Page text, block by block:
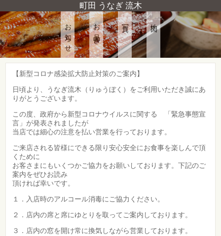
町田 うなぎ 流木
お知らせ お品書き 写真 地図
【新型コロナ感染拡大防止対策のご案内】
日頃より、うなぎ流木（りゅうぼく）をご利用いただき誠にあ
りがとうございます。
この度、政府から新型コロナウイルスに関する 「緊急事態宣
言」が発表されましたが
当店では細心の注意を払い営業を行っております。
ご来店される皆様にできる限り安心安全にお食事を楽しんで頂
くために
お客さまにもいくつかご協力をお願いしております。下記のご
案内をぜひお読み
頂ければ幸いです。
１．入店時のアルコール消毒にご協力ください。
２．店内の席と席にゆとりを取ってご案内しております。
３．店内の窓を開け常に換気しながら営業しております。